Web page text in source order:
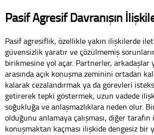
Pasif Agresif Davranışın
Pasif agresiflik, özellikle yakın ilişkilerde
güvensizlik yaratır ve çözülmemiş
birikmesine yol açar. Partnerler, arkadaşlar
arasında açık konuşma zeminini ortadan
kalarak cezalandırmak ya da görevleri
getirerek tepki göstermek, uzun vadede
soğukluğa ve anlaşmazlıklara neden olur.
olduğunu anlamaya çalışması, diğer tarafın
konuşmaktan kaçması ilişkide dengesiz bir